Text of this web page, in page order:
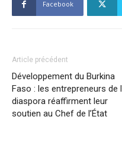
Facebook
Article précédent
Développement du Burkina
Faso : les entrepreneurs de
diaspora réaffirment leur
soutien au Chef de l’État